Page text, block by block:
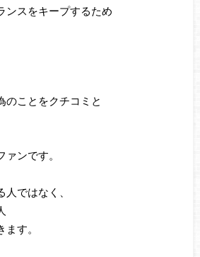
ンスをキープするため
のことをクチコミと
ンです。
ではなく、
す。